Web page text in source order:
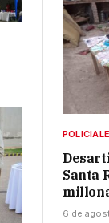
Santa
6 de